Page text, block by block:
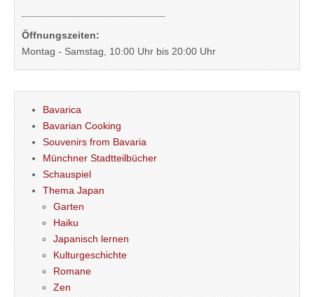
Öffnungszeiten:
Montag - Samstag, 10:00 Uhr bis 20:00 Uhr
Bavarica
Bavarian Cooking
Souvenirs from Bavaria
Münchner Stadtteilbücher
Schauspiel
Thema Japan
Garten
Haiku
Japanisch lernen
Kulturgeschichte
Romane
Zen